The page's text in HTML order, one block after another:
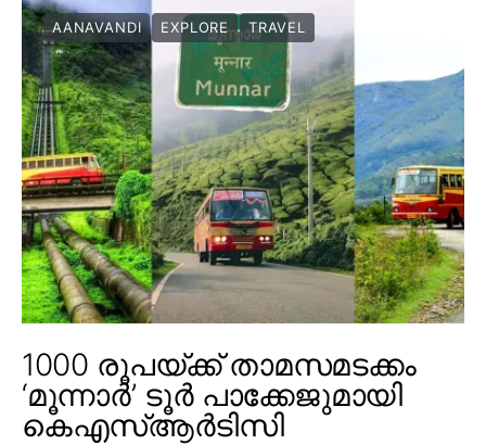
AANAVANDI EXPLORE TRAVEL
1000 രൂപയ്ക്ക് താമസമടക്കം
‘മൂന്നാർ’ ടൂർ പാക്കേജുമായി
കെഎസ്ആർടിസി